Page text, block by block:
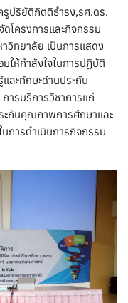
รูปริยัติกิตติธำรง,รศ.ดร.
โครงการและกิจกรรม
วิทยาลัย เป็นการแสดง
ให้กำลังใจในการปฏิบัติ
ละทักษะด้านประกัน
ารบริการวิชาการแก่
ะกันคุณภาพการศึกษาและ
ารดำเนินการกิจกรรม